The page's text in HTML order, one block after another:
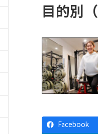
目的別
Facebook